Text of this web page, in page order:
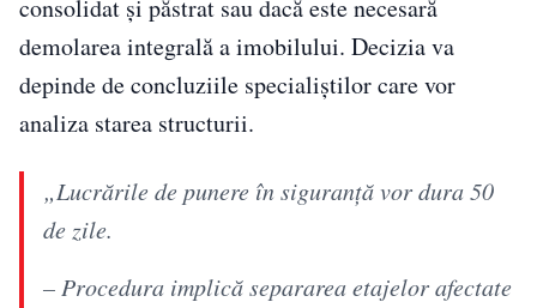
consolidat și păstrat sau dacă este necesară
demolarea integrală a imobilului. Decizia va
depinde de concluziile specialiștilor care vor
analiza starea structurii.
„Lucrările de punere în siguranță vor dura 50
de zile.
– Procedura implică separarea etajelor afectate